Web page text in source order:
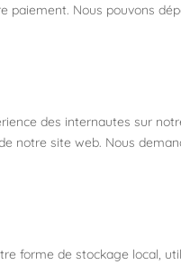
paiement. Nous pouvons
des internautes sur
notre site web. Nous
forme de stockage local,